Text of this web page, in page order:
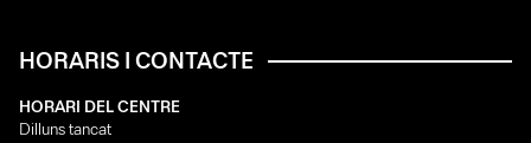
HORARIS I CONTACTE
HORARI DEL CENTRE
Dilluns tancat